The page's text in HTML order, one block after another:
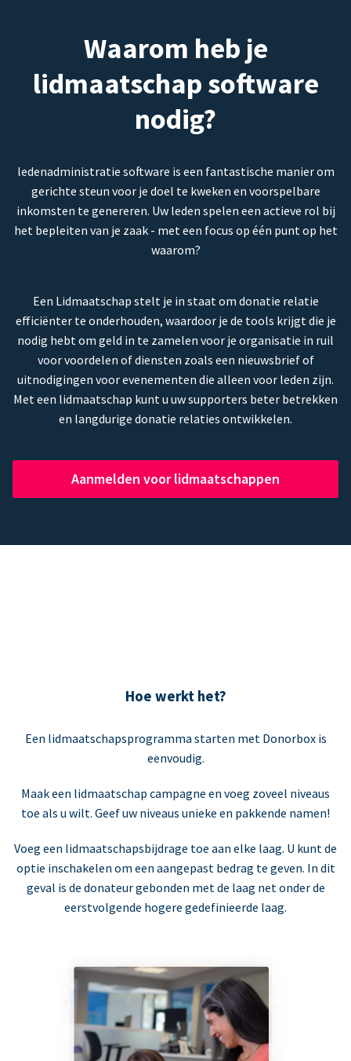
Waarom heb je
lidmaatschap software
nodig?
ledenadministratie software is een fantastische manier om
gerichte steun voor je doel te kweken en voorspelbare
inkomsten te genereren. Uw leden spelen een actieve rol bij
het bepleiten van je zaak - met een focus op één punt op het
waarom?
Een Lidmaatschap stelt je in staat om donatie relatie
efficiënter te onderhouden, waardoor je de tools krijgt die je
nodig hebt om geld in te zamelen voor je organisatie in ruil
voor voordelen of diensten zoals een nieuwsbrief of
uitnodigingen voor evenementen die alleen voor leden zijn.
Met een lidmaatschap kunt u uw supporters beter betrekken
en langdurige donatie relaties ontwikkelen.
Aanmelden voor lidmaatschappen
Hoe werkt het?
Een lidmaatschapsprogramma starten met Donorbox is
eenvoudig.
Maak een lidmaatschap campagne en voeg zoveel niveaus
toe als u wilt. Geef uw niveaus unieke en pakkende namen!
Voeg een lidmaatschapsbijdrage toe aan elke laag. U kunt de
optie inschakelen om een aangepast bedrag te geven. In dit
geval is de donateur gebonden met de laag net onder de
eerstvolgende hogere gedefinieerde laag.